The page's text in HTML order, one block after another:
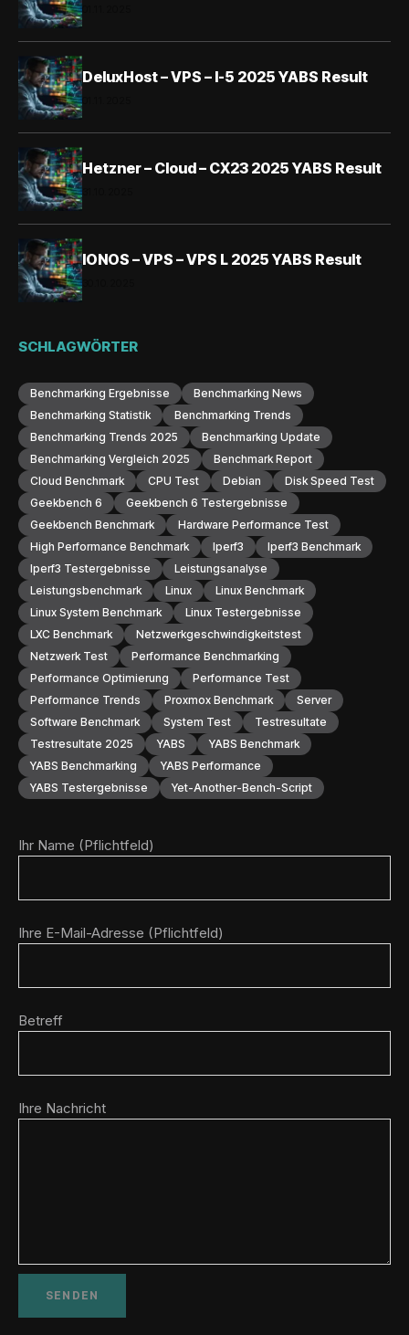
DeluxHost – VPS – I-5 2025 YABS Result
Hetzner – Cloud – CX23 2025 YABS Result
IONOS – VPS – VPS L 2025 YABS Result
SCHLAGWÖRTER
Benchmarking Ergebnisse
Benchmarking News
Benchmarking Statistik
Benchmarking Trends
Benchmarking Trends 2025
Benchmarking Update
Benchmarking Vergleich 2025
Benchmark Report
Cloud Benchmark
CPU Test Debian
Disk Speed Test
Geekbench 6
Geekbench 6 Testergebnisse
Geekbench Benchmark
Hardware Performance Test
High Performance Benchmark
Iperf3
Iperf3 Benchmark
Iperf3 Testergebnisse
Leistungsanalyse
Leistungsbenchmark
Linux
Linux Benchmark
Linux System Benchmark
Linux Testergebnisse
LXC Benchmark
Netzwerkgeschwindigkeitstest
Netzwerk Test
Performance Benchmarking
Performance Optimierung
Performance Test
Performance Trends
Proxmox Benchmark
Server
Software Benchmark
System Test
Testresultate
Testresultate 2025
YABS
YABS Benchmark
YABS Benchmarking
YABS Performance
YABS Testergebnisse
Yet-Another-Bench-Script
Ihr Name (Pflichtfeld)
Ihre E-Mail-Adresse (Pflichtfeld)
Betreff
Ihre Nachricht